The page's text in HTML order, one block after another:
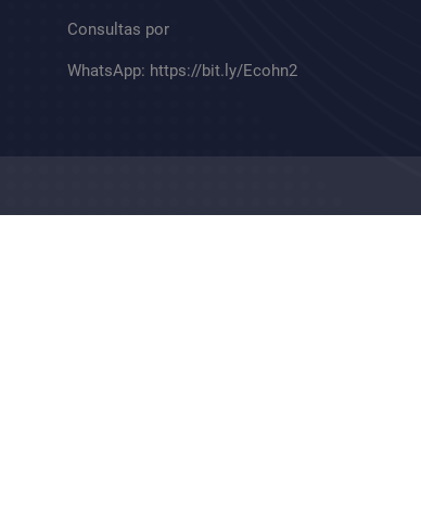
Consultas por
WhatsApp: https://bit.ly/Ecohn2